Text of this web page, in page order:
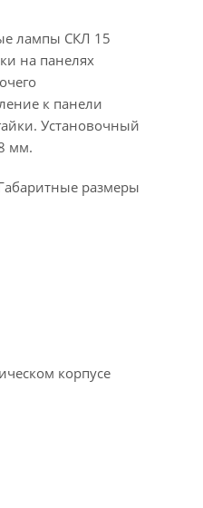
лампы СКЛ 15
на панелях
к панели
Установочный
мм.
размеры
корпусе